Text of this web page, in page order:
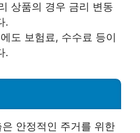
상품의 경우 금리 변동
.
도 보험료, 수수료 등이
.
안정적인 주거를 위한